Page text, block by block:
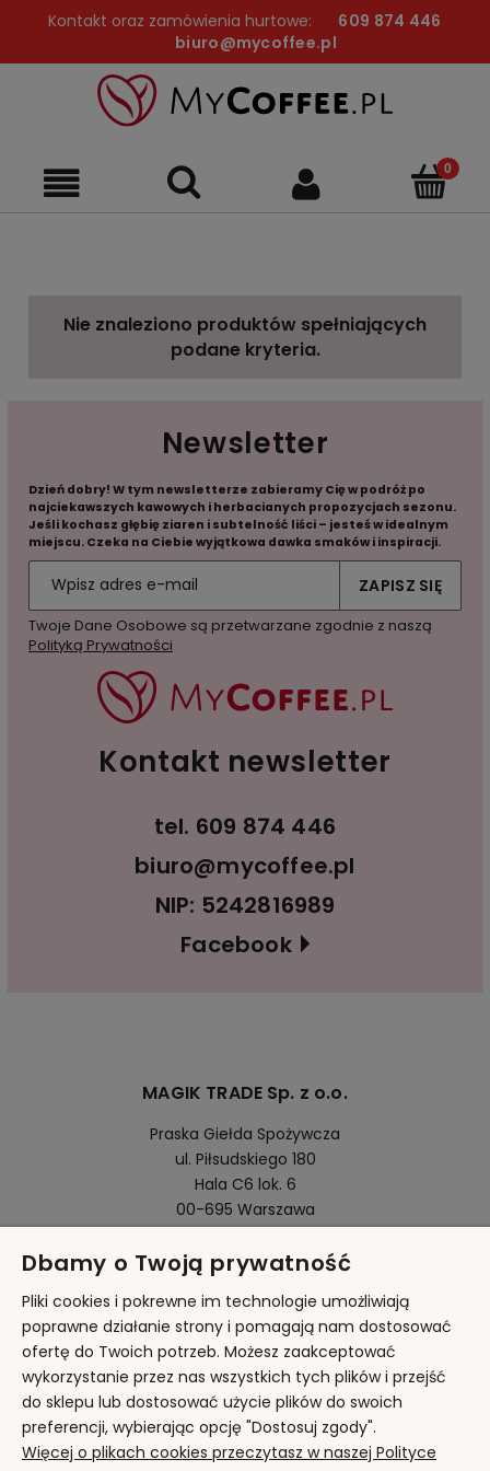
Kontakt oraz zamówienia hurtowe:
609 874 446
biuro@mycoffee.pl
Nie znaleziono produktów spełniających
podane kryteria.
Newsletter
Dzień dobry! W tym newsletterze zabieramy Cię w podróż po
najciekawszych kawowych i herbacianych propozycjach sezonu.
Jeśli kochasz głębię ziaren i subtelność liści – jesteś w idealnym
miejscu. Czeka na Ciebie wyjątkowa dawka smaków i inspiracji.
ZAPISZ SIĘ
Twoje Dane Osobowe są przetwarzane zgodnie z naszą
Polityką Prywatności
Kontakt newsletter
tel. 609 874 446
biuro@mycoffee.pl
NIP: 5242816989
Facebook
MAGIK TRADE Sp. z o.o.
Praska Giełda Spożywcza
ul. Piłsudskiego 180
Hala C6 lok. 6
00-695 Warszawa
Pomoc
Moje konto
Płatności i dostawa
Informacje
Dbamy o Twoją prywatność
Pliki cookies i pokrewne im technologie umożliwiają
poprawne działanie strony i pomagają nam dostosować
ofertę do Twoich potrzeb. Możesz zaakceptować
wykorzystanie przez nas wszystkich tych plików i przejść
do sklepu lub dostosować użycie plików do swoich
preferencji, wybierając opcję "Dostosuj zgody".
Więcej o plikach cookies przeczytasz w naszej Polityce